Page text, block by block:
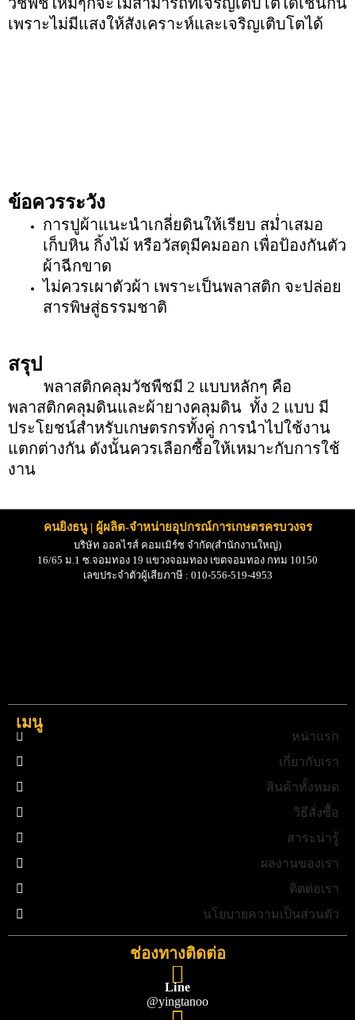
เพราะไม่มีแสงให้สังเคราะห์และเจริญเติบโตได้
ข้อควรระวัง
การปูผ้าแนะนำเกลี่ยดินให้เรียบ สม่ำเสมอ
เก็บหิน กิ้งไม้ หรือวัสดุมีคมออก เพื่อป้องกันตัว
ผ้าฉีกขาด
ไม่ควรเผาตัวผ้า เพราะเป็นพลาสติก จะปล่อย
สารพิษสู่ธรรมชาติ
สรุป
พลาสติกคลุมวัชพืชมี 2 แบบหลักๆ คือ
พลาสติกคลุมดินและผ้ายางคลุมดิน ทั้ง 2 แบบ มี
ประโยชน์สำหรับเกษตรกรทั้งคู่ การนำไปใช้งาน
แตกต่างกัน ดังนั้นควรเลือกซื้อให้เหมาะกับการใช้
งาน
คนยิงธนู | ผู้ผลิต-จำหน่ายอุปกรณ์การเกษตรครบวงจร
บริษัท ออลไรส์ คอมเมิร์ซ จำกัด(สำนักงานใหญ่)
16/65 ม.1 ซ.จอมทอง 19 แขวงจอมทอง เขตจอมทอง กทม 10150
เลขประจำตัวผู้เสียภาษี : 010-556-519-4953
เมนู
หน้าแรก
เกี่ยวกับเรา
สินค้าทั้งหมด
วิธีสั่งซื้อ
สาระน่ารู้
ผลงานของเรา
ติดต่อเรา
นโยบายความเป็นส่วนตัว
ช่องทางติดต่อ
Line
@yingtanoo